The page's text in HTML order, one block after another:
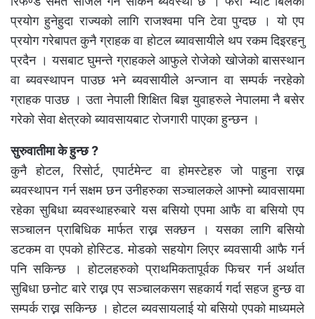
प्रयोग हुनेहुदा राज्यको लागि राजश्वमा पनि टेवा पुग्दछ । यो एप
प्रयोग गरेबापत कुनै ग्राहक वा होटल ब्यावसायीले थप रकम दिइरहनु
प्रदैन । यसबाट घुमन्ते ग्राहकले आफुले रोजेको खोजेको बासस्थान
वा ब्यवस्थापन पाउछ भने ब्यवसायीले अन्जान वा सम्पर्क नरहेको
ग्राहक पाउछ । उता नेपाली शिक्षित बिज्ञ युवाहरुले नेपालमा नै बसेर
गरेको सेवा क्षेत्रको ब्यावसायबाट रोजगारी पाएका हुन्छन ।
सुरुवातीमा के हुन्छ ?
कुनै होटल, रिसोर्ट, एपार्टमेन्ट वा होमस्टेहरु जो पाहुना राख्न
ब्यवस्थापन गर्न सक्षम छन उनीहरुका सञ्चालकले आफ्नो ब्यावसायमा
रहेका सुबिधा ब्यवस्थाहरुबारे यस बसियो एपमा आफै वा बसियो एप
सञ्चालन प्राबिधिक मार्फत राख्न सक्छन । यसका लागि बसियो
डटकम वा एपको होस्टिड. मोडको सहयोग लिएर ब्यवसायी आफै गर्न
पनि सकिन्छ । होटलहरुको प्राथमिकतापूर्वक फिचर गर्न अर्थात
सुबिधा छनोट बारे राख्न एप सञ्चालकसग सहकार्य गर्दा सहज हुन्छ वा
सम्पर्क राख्न सकिन्छ । होटल ब्यवसायलाई यो बसियो एपको माध्यमले